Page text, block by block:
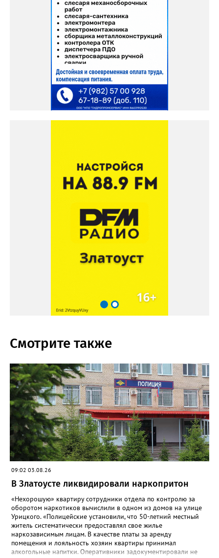
Смотрите также
09:02 03.08.26
В Златоусте ликвидировали наркопритон
«Нехорошую» квартиру сотрудники отдела по контролю за
оборотом наркотиков вычислили в одном из домов на улице
Урицкого. «Полицейские установили, что 50-летний местный
житель систематически предоставлял свое жилье
наркозависимым лицам. В качестве платы за аренду
помещения и лояльность хозяин квартиры принимал
алкогольные напитки. Оперативники задокументировали не